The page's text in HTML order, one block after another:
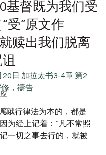
记
基督既为我们受
受”原文作
赎出我们脱离
20日 加拉太书3-4章 第2
，禱告
以行律法为本的，都是
为经上记着：“凡不常照
一切之事去行的，就被